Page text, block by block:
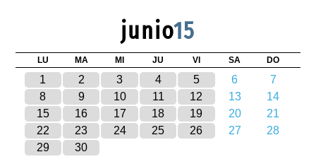
junio15
LU MA MI JU VI SA DO
1 2 3 4 5 6
7
8
9 10 11 12 13
14
15
16 17 18 19 20
21
22
23 24 25 26 27
28
29
30